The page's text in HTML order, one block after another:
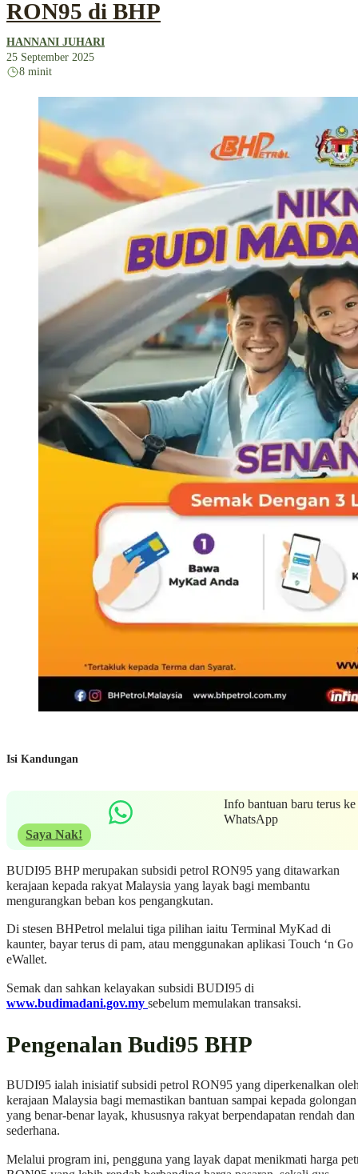
RON95 di BHP
HANNANI JUHARI
25 September 2025
8 minit
Isi Kandungan
Info bantuan baru terus ke
WhatsApp
Saya Nak!
BUDI95 BHP merupakan subsidi petrol RON95 yang ditawarkan
kerajaan kepada rakyat Malaysia yang layak bagi membantu
mengurangkan beban kos pengangkutan.
Di stesen BHPetrol melalui tiga pilihan iaitu Terminal MyKad di
kaunter, bayar terus di pam, atau menggunakan aplikasi Touch ‘n Go
eWallet.
Semak dan sahkan kelayakan subsidi BUDI95 di
www.budimadani.gov.my sebelum memulakan transaksi.
Pengenalan Budi95 BHP
BUDI95 ialah inisiatif subsidi petrol RON95 yang diperkenalkan
kerajaan Malaysia bagi memastikan bantuan sampai kepada golongan
yang benar-benar layak, khususnya rakyat berpendapatan rendah dan
sederhana.
Melalui program ini, pengguna yang layak dapat menikmati harga